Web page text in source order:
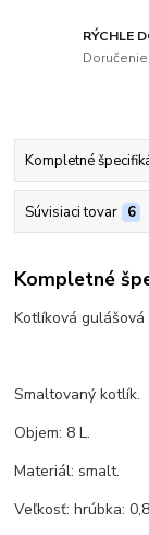
RÝCHLE
Kompletné
Súvisiaci tovar 6
Kompletné
Kotlíková
Smaltovaný kotlík.
Objem: 8 L.
Materiál: smalt.
Veľkosť: hrúbka: